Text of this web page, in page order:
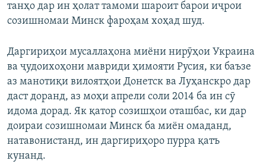
танҳо дар ин ҳолат тамоми шароит барои иҷрои
созишномаи Минск фароҳам хоҳад шуд.
Даргириҳои мусаллаҳона миёни нирӯҳои Украина
ва ҷудоихоҳони мавриди ҳимояти Русия, ки баъзе
аз манотиқи вилоятҳои Донетск ва Луҳанскро дар
даст доранд, аз моҳи апрели соли 2014 ба ин сӯ
идома дорад. Як қатор созишҳои оташбас, ки дар
доираи созишномаи Минск ба миён омаданд,
натавонистанд, ин даргириҳоро пурра қатъ
кунанд.